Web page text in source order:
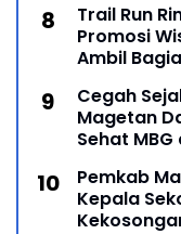
Trail Run
Promosi
Ambil
Cegah
Magetan
Sehat MBG
Pemkab
Kepala